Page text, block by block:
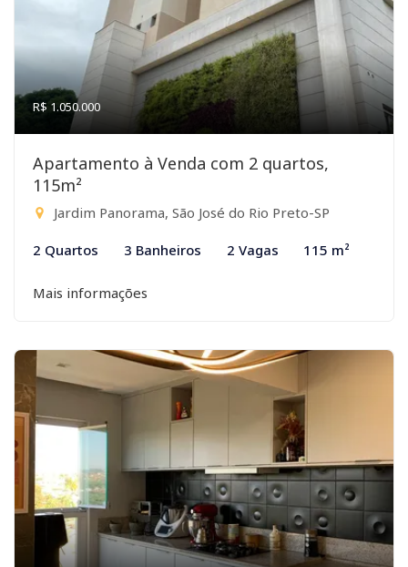
R$ 1.050.000
Apartamento à Venda com 2 quartos,
115m²
Jardim Panorama, São José do Rio Preto-SP
2 Quartos 3 Banheiros 2 Vagas 115 m²
Mais informações